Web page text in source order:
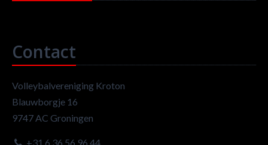
Contact
Volleybalvereniging Kroton
Blauwborgje 16
9747 AC Groningen
+31 6 36 56 96 44